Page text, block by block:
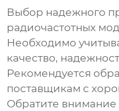
Выбор надежного
радиочастотных
Необходимо
качество,
Рекомендуется
поставщикам с
Обратите внимание